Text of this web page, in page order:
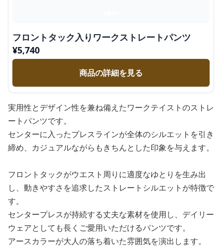
フロントタック入りワークストレートパンツ
¥5,740
商品の詳細を見る
実用性とデザイン性を兼ね備えたワークテイストのストレ
ートパンツです。
センターに入ったプレスラインが全体のシルエットを引き
締め、カジュアルながらもきちんとした印象を与えます。
フロントタックがウエスト周りに適度なゆとりを生み出
し、動きやすさを追求したストレートシルエットが特徴で
す。
センタープレスが持続する丈夫な素材を使用し、デイリー
ウェアとしても長くご愛用いただけるパンツです。
アースカラーが大人の落ち着いた雰囲気を演出します。